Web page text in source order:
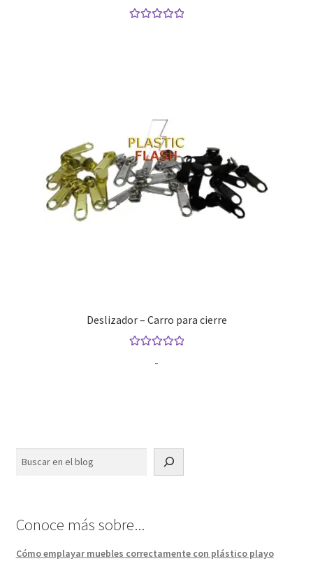
Deslizador – Carro para cierre
-
hasta
$2,200.00
Conoce más sobre...
Cómo emplayar muebles correctamente con plástico playo